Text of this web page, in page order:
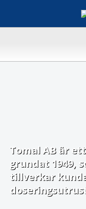
Tomal AB är ett
grundat 1949,
tillverkar